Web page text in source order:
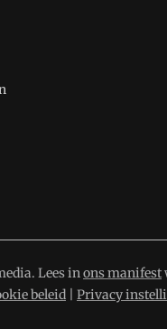
Lees inons manifest
beleid Privacy